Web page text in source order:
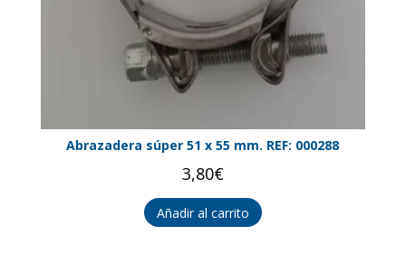
Abrazadera súper 51 x 55 mm. REF: 000288
3,80€
Añadir al carrito